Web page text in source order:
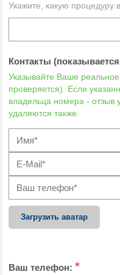
Укажите, какую процедуру
Контакты
Указывайте Ваше
проверяется). Если
владельца номера - отзыв
удаляются также.
Загрузить аватар
Ваш телефон: *